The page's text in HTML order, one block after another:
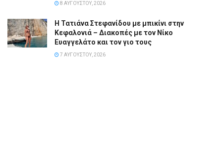
8 ΑΥΓΟΎΣΤΟΥ, 2026
Η Τατιάνα Στεφανίδου με μπικίνι στην
Κεφαλονιά – Διακοπές με τον Νίκο
Ευαγγελάτο και τον γιο τους
7 ΑΥΓΟΎΣΤΟΥ, 2026